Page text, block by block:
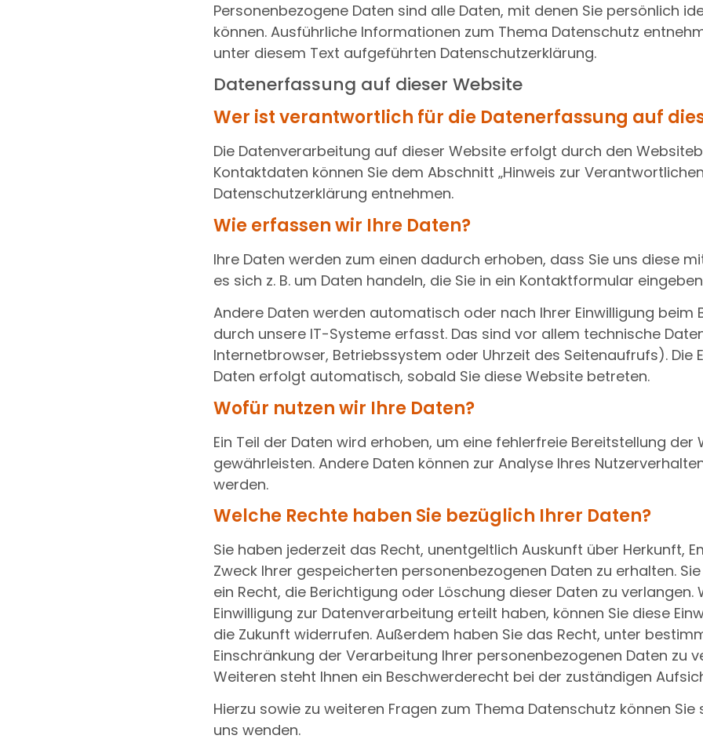
Personenbezogene Daten sind alle Daten, mit denen Sie persönlich
können. Ausführliche Informationen zum Thema Datenschutz
unter diesem Text aufgeführten Datenschutzerklärung.
Datenerfassung auf dieser Website
Wer ist verantwortlich für die Datenerfassung auf
Die Datenverarbeitung auf dieser Website erfolgt durch den
Kontaktdaten können Sie dem Abschnitt „Hinweis zur
Datenschutzerklärung entnehmen.
Wie erfassen wir Ihre Daten?
Ihre Daten werden zum einen dadurch erhoben, dass Sie uns diese
es sich z. B. um Daten handeln, die Sie in ein Kontaktformular
Andere Daten werden automatisch oder nach Ihrer Einwilligung beim
durch unsere IT-Systeme erfasst. Das sind vor allem technische
Internetbrowser, Betriebssystem oder Uhrzeit des Seitenaufrufs). Die
Daten erfolgt automatisch, sobald Sie diese Website betreten.
Wofür nutzen wir Ihre Daten?
Ein Teil der Daten wird erhoben, um eine fehlerfreie Bereitstellung der
gewährleisten. Andere Daten können zur Analyse Ihres
werden.
Welche Rechte haben Sie bezüglich Ihrer Daten?
Sie haben jederzeit das Recht, unentgeltlich Auskunft über Herkunft,
Zweck Ihrer gespeicherten personenbezogenen Daten zu erhalten.
ein Recht, die Berichtigung oder Löschung dieser Daten zu verlangen.
Einwilligung zur Datenverarbeitung erteilt haben, können Sie diese
die Zukunft widerrufen. Außerdem haben Sie das Recht, unter
Einschränkung der Verarbeitung Ihrer personenbezogenen Daten zu
Weiteren steht Ihnen ein Beschwerderecht bei der zuständigen
Hierzu sowie zu weiteren Fragen zum Thema Datenschutz können Sie
uns wenden.